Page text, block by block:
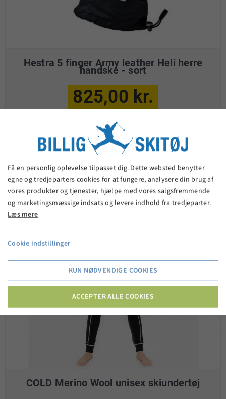
Hestra 5 finger Army leather Heli herre
handske - sort
825,00 kr.
VIS PRODUKT
COLD Merino Wool unisex skiundertøj
Få en personlig oplevelse tilpasset dig. Dette websted benytter
egne og tredjeparters cookies for at fungere, analysere din brug af
vores produkter og tjenester, hjælpe med vores salgsfremmende
og marketingsmæssige indsats og levere indhold fra tredjeparter.
Læs mere
Cookie indstillinger
KUN NØDVENDIGE COOKIES
ACCEPTER ALLE COOKIES